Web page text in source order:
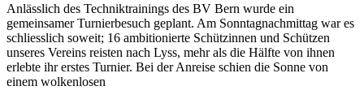
Anlässlich des Techniktrainings des BV Bern wurde ein
gemeinsamer Turnierbesuch geplant. Am Sonntagnachmittag war es
schliesslich soweit; 16 ambitionierte Schützinnen und Schützen
unseres Vereins reisten nach Lyss, mehr als die Hälfte von ihnen
erlebte ihr erstes Turnier. Bei der Anreise schien die Sonne von
einem wolkenlosen